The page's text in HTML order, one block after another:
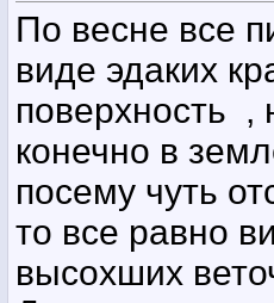
По весне все
виде эдаких
поверхность ,
конечно в
посему чуть
то все равно
высохших